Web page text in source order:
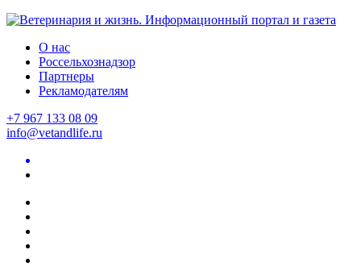
О нас
Россельхознадзор
Партнеры
Рекламодателям
+7 967 133 08 09
info@vetandlife.ru